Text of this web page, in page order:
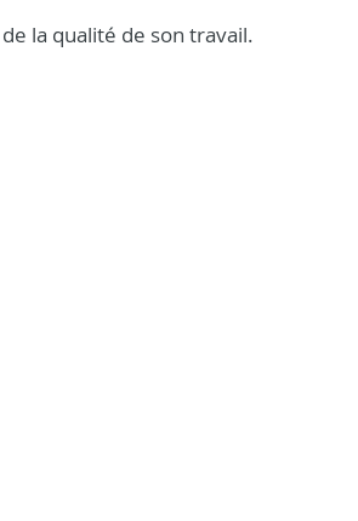
la qualité de son travail.